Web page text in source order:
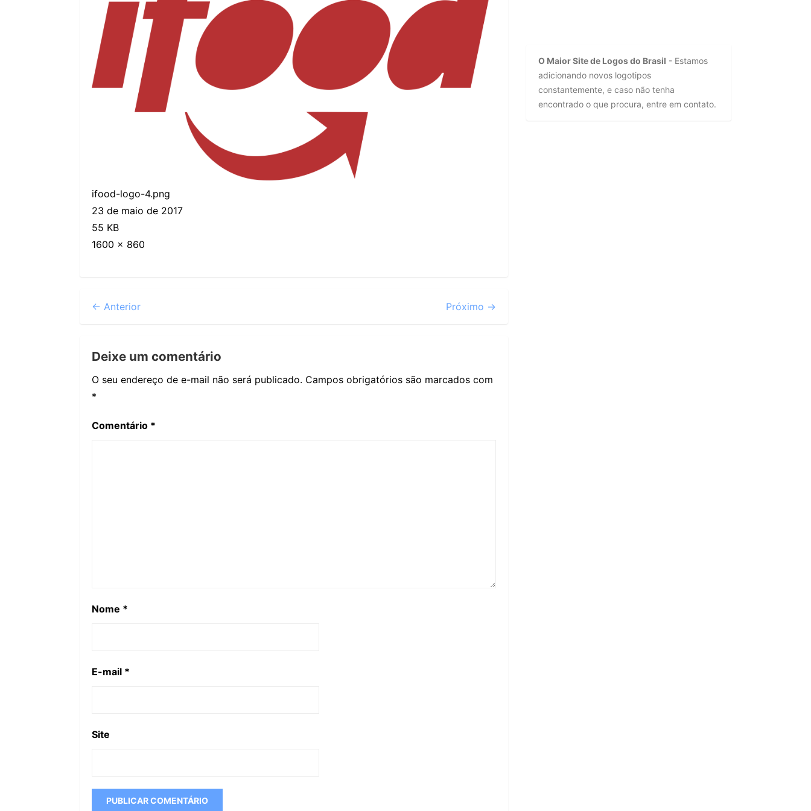
ifood-logo-4.png
23 de maio de 2017
55 KB
1600 × 860
← Anterior Próximo →
Deixe um comentário
O seu endereço de e-mail não será publicado. Campos obrigatórios são marcados com
*
Comentário *
Nome *
E-mail *
Site
O Maior Site de Logos do Brasil - Estamos
adicionando novos logotipos
constantemente, e caso não tenha
encontrado o que procura, entre em contato.